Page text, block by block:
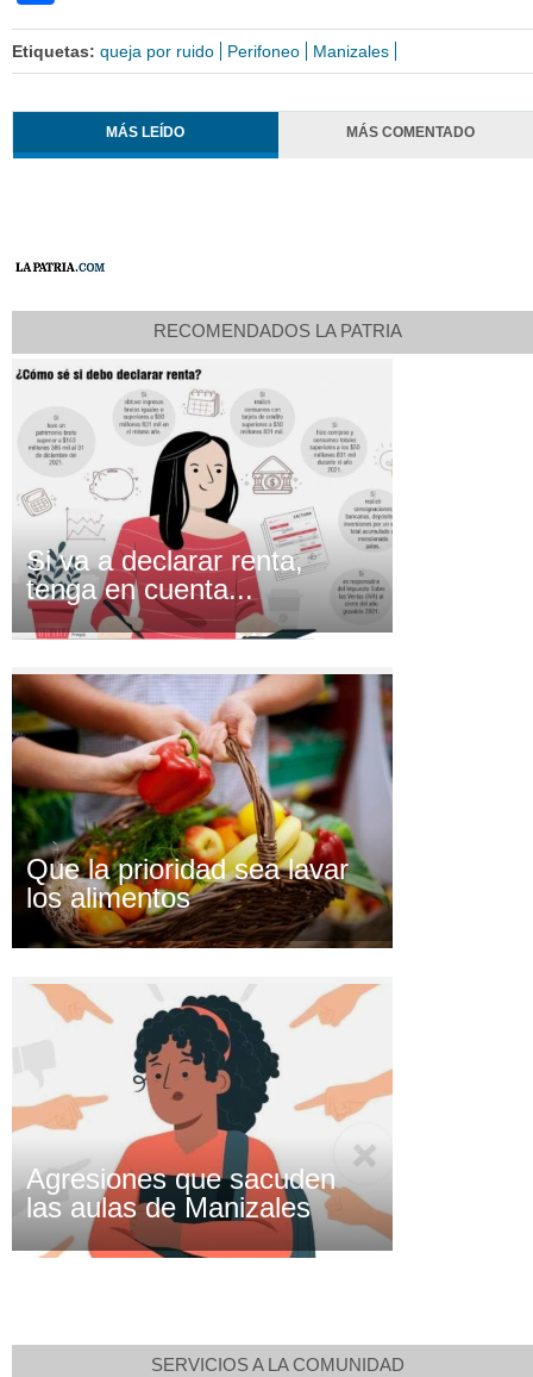
Etiquetas: queja por ruido Perifoneo Manizales
MÁS LEÍDO MÁS COMENTADO
RECOMENDADOS LA PATRIA
Si va a declarar renta,
tenga en cuenta...
Que la prioridad sea lavar
los alimentos
Agresiones que sacuden
las aulas de Manizales
SERVICIOS A LA COMUNIDAD